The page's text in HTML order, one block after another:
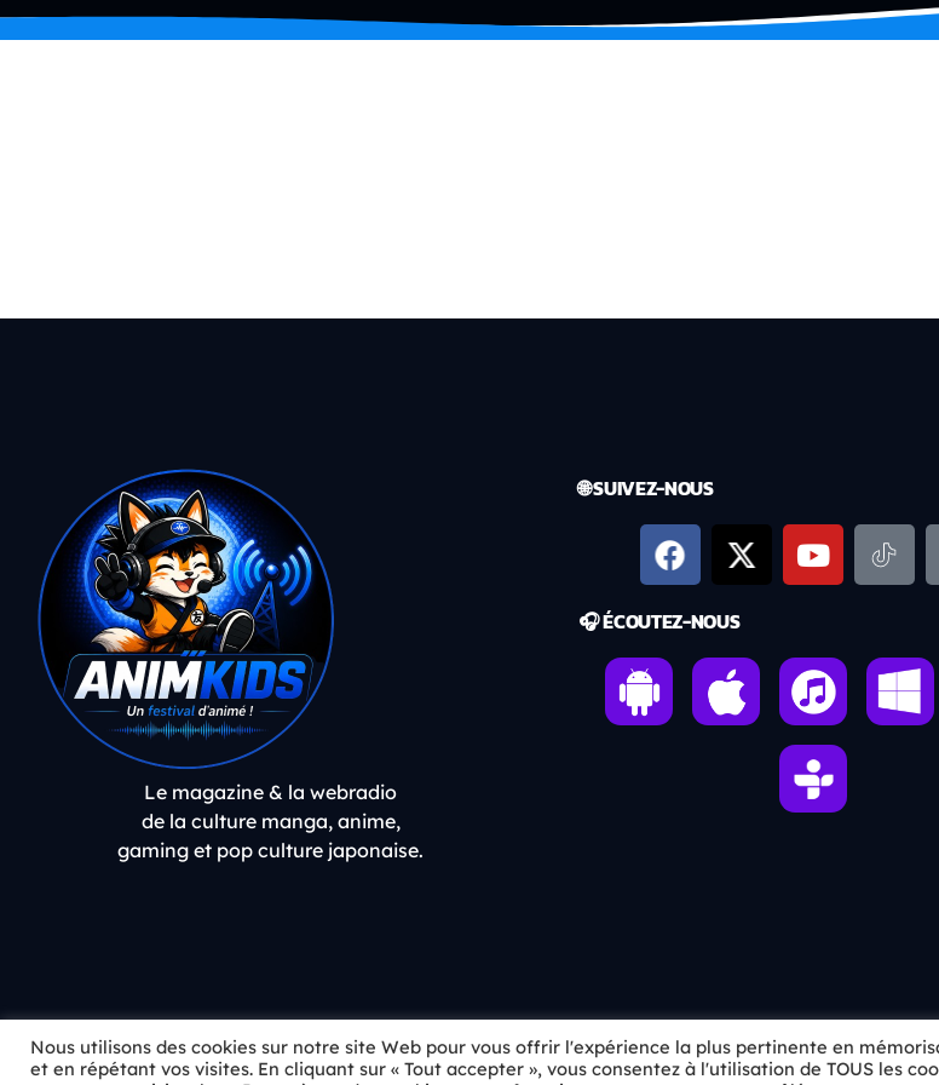
Inspecteur Gadget
Le magazine & la webradio
de la culture manga, anime,
gaming et pop culture japonaise.
🌐 SUIVEZ-NOUS
🎧 ÉCOUTEZ-NOUS
Nous utilisons des cookies sur notre site Web pour vous offrir l'expérience la plus pertinente en
et en répétant vos visites. En cliquant sur « Tout accepter », vous consentez à l'utilisation de TOUS les